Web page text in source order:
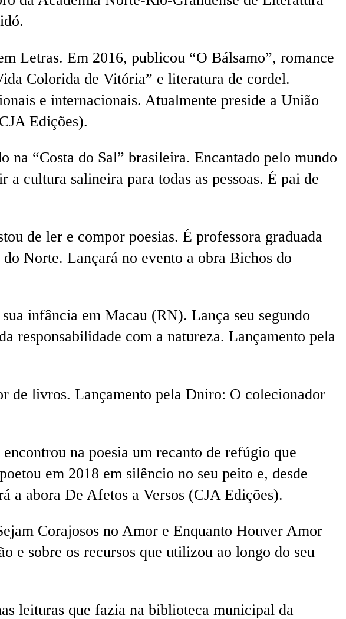
Letras. Em 2016, publicou “O Bálsamo”, romance
Colorida de Vitória” e literatura de cordel.
e internacionais. Atualmente preside a União
Edições).
“Costa do Sal” brasileira. Encantado pelo mundo
cultura salineira para todas as pessoas. É pai de
de ler e compor poesias. É professora graduada
Norte. Lançará no evento a obra Bichos do
infância em Macau (RN). Lança seu segundo
responsabilidade com a natureza. Lançamento pela
livros. Lançamento pela Dniro: O colecionador
na poesia um recanto de refúgio que
em 2018 em silêncio no seu peito e, desde
a abora De Afetos a Versos (CJA Edições).
Corajosos no Amor e Enquanto Houver Amor
e sobre os recursos que utilizou ao longo do seu
leituras que fazia na biblioteca municipal da